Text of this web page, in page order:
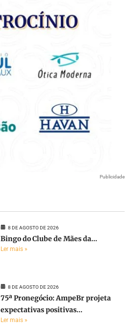
Publicidade
8 DE AGOSTO DE 2026
Bingo do Clube de Mães da...
Ler mais »
8 DE AGOSTO DE 2026
75ª Pronegócio: AmpeBr projeta
expectativas positivas...
Ler mais »